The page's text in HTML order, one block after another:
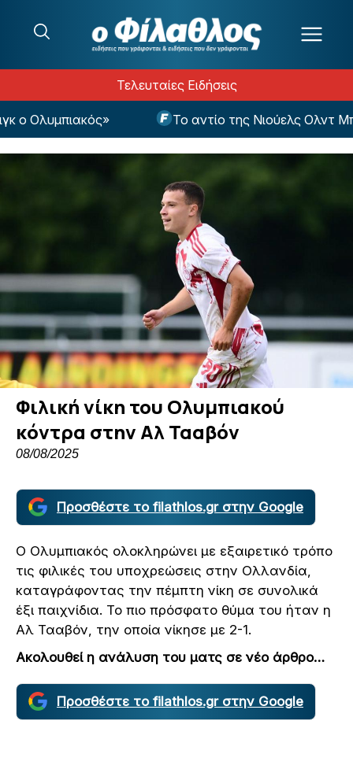
Τελευταίες Ειδήσεις
Ολυμπιακός» Το αντίο της Νιούελς Ολντ
Φιλική νίκη του Ολυμπιακού
κόντρα στην Αλ Τααβόν
08/08/2025
Προσθέστε το filathlos.gr στην Google
Ο Ολυμπιακός ολοκληρώνει με εξαιρετικό τρόπο
τις φιλικές του υποχρεώσεις στην Ολλανδία,
καταγράφοντας την πέμπτη νίκη σε συνολικά
έξι παιχνίδια. Το πιο πρόσφατο θύμα του ήταν η
Αλ Τααβόν, την οποία νίκησε με 2-1.
Ακολουθεί η ανάλυση του ματς σε νέο άρθρο…
Προσθέστε το filathlos.gr στην Google